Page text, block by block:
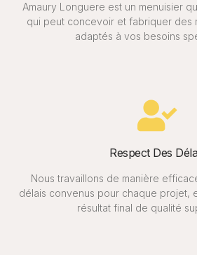
Amaury Longuere est un menuisier
qui peut concevoir et fabriquer des
adaptés à vos besoins
Respect Des
Nous travaillons de manière
délais convenus pour chaque projet,
résultat final de qualité